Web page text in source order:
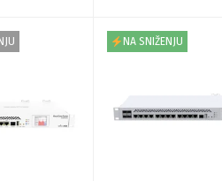
NA SNIŽENJU